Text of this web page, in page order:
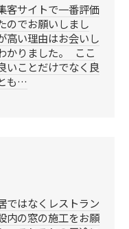
客サイトで一番評価
のでお願いしまし
高い理由はお会いし
かりました。 ここ
いことだけでなく良
も…
ではなくレストラン
内の窓の施工をお願